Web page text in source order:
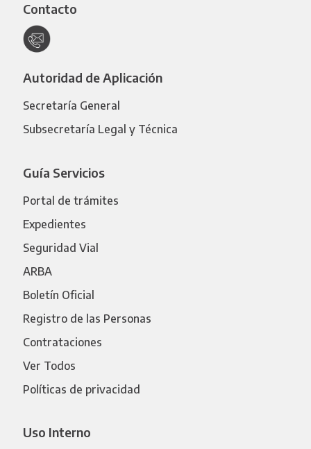
Contacto
Autoridad de Aplicación
Secretaría General
Subsecretaría Legal y Técnica
Guía Servicios
Portal de trámites
Expedientes
Seguridad Vial
ARBA
Boletín Oficial
Registro de las Personas
Contrataciones
Ver Todos
Políticas de privacidad
Uso Interno